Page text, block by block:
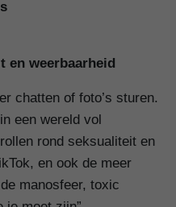
en weerbaarheid
chatten of foto’s sturen.
een wereld vol
rond seksualiteit en
en ook de meer
manosfeer, toxic